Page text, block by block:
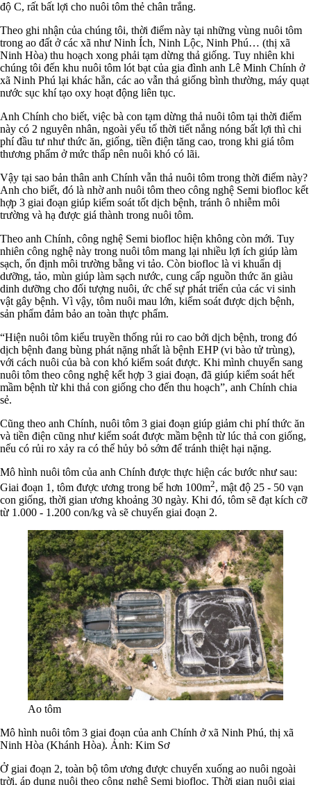
độ C, rất bất lợi cho nuôi tôm thẻ chân trắng.
Theo ghi nhận của chúng tôi, thời điểm này tại những vùng nuôi tôm
trong ao đất ở các xã như Ninh Ích, Ninh Lộc, Ninh Phú… (thị xã
Ninh Hòa) thu hoạch xong phải tạm dừng thả giống. Tuy nhiên khi
chúng tôi đến khu nuôi tôm lót bạt của gia đình anh Lê Minh Chính ở
xã Ninh Phú lại khác hẳn, các ao vẫn thả giống bình thường, máy quạt
nước sục khí tạo oxy hoạt động liên tục.
Anh Chính cho biết, việc bà con tạm dừng thả nuôi tôm tại thời điểm
này có 2 nguyên nhân, ngoài yếu tố thời tiết nắng nóng bất lợi thì chi
phí đầu tư như thức ăn, giống, tiền điện tăng cao, trong khi giá tôm
thương phẩm ở mức thấp nên nuôi khó có lãi.
Vậy tại sao bản thân anh Chính vẫn thả nuôi tôm trong thời điểm này?
Anh cho biết, đó là nhờ anh nuôi tôm theo công nghệ Semi biofloc kết
hợp 3 giai đoạn giúp kiểm soát tốt dịch bệnh, tránh ô nhiễm môi
trường và hạ được giá thành trong nuôi tôm.
Theo anh Chính, công nghệ Semi biofloc hiện không còn mới. Tuy
nhiên công nghệ này trong nuôi tôm mang lại nhiều lợi ích giúp làm
sạch, ổn định môi trường bằng vi tảo. Còn biofloc là vi khuẩn dị
dưỡng, tảo, mùn giúp làm sạch nước, cung cấp nguồn thức ăn giàu
dinh dưỡng cho đối tượng nuôi, ức chế sự phát triển của các vi sinh
vật gây bệnh. Vì vậy, tôm nuôi mau lớn, kiểm soát được dịch bệnh,
sản phẩm đảm bảo an toàn thực phẩm.
“Hiện nuôi tôm kiểu truyền thống rủi ro cao bởi dịch bệnh, trong đó
dịch bệnh đang bùng phát nặng nhất là bệnh EHP (vi bào tử trùng),
với cách nuôi của bà con khó kiểm soát được. Khi mình chuyển sang
nuôi tôm theo công nghệ kết hợp 3 giai đoạn, đã giúp kiểm soát hết
mầm bệnh từ khi thả con giống cho đến thu hoạch”, anh Chính chia
sẻ.
Cũng theo anh Chính, nuôi tôm 3 giai đoạn giúp giảm chi phí thức ăn
và tiền điện cũng như kiểm soát được mầm bệnh từ lúc thả con giống,
nếu có rủi ro xảy ra có thể hủy bỏ sớm để tránh thiệt hại nặng.
Mô hình nuôi tôm của anh Chính được thực hiện các bước như sau:
Giai đoạn 1, tôm được ương trong bể hơn 100m2, mật độ 25 - 50 vạn
con giống, thời gian ương khoảng 30 ngày. Khi đó, tôm sẽ đạt kích cỡ
từ 1.000 - 1.200 con/kg và sẽ chuyển giai đoạn 2.
Ao tôm
Mô hình nuôi tôm 3 giai đoạn của anh Chính ở xã Ninh Phú, thị xã
Ninh Hòa (Khánh Hòa). Ảnh: Kim Sơ
Ở giai đoạn 2, toàn bộ tôm ương được chuyển xuống ao nuôi ngoài
trời, áp dụng nuôi theo công nghệ Semi biofloc. Thời gian nuôi giai